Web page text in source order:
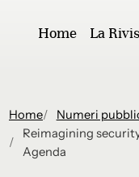
Home La
Home Numeri
Reimagining
Agenda